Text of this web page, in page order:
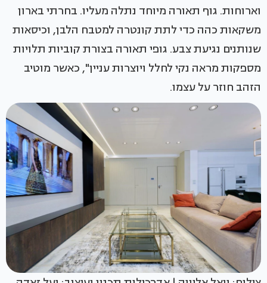
וארוחות. גוף תאורה מיוחד נתלה מעליו. בחרתי בארון
משקאות כהה כדי לתת קונטרה למטבח הלבן, וכיסאות
שנותנים נגיעת צבע. גופי תאורה בצורת קוביות תלויות
מספקות מראה נקי לחלל ויוצרות עניין", כאשר מוטיב
הזהב חוזר על עצמו.